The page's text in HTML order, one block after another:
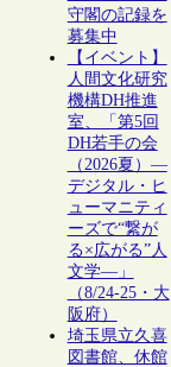
守閣の記録を
募集中
【イベント】
人間文化研究
機構DH推進
室、「第5回
DH若手の会
（2026夏）―
デジタル・ヒ
ューマニティ
ーズで“繋が
る×広がる”人
文学―」
（8/24-25・大
阪府）
埼玉県立久喜
図書館、休館